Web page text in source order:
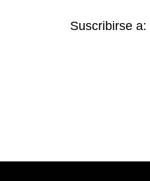
Suscribirse a: